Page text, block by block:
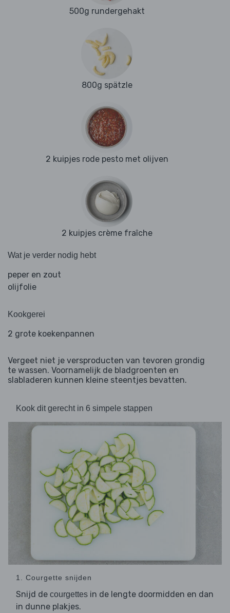
500g rundergehakt
800g spätzle
2 kuipjes rode pesto met olijven
2 kuipjes crème fraîche
Wat je verder nodig hebt
peper en zout
olijfolie
Kookgerei
2 grote koekenpannen
Vergeet niet je versproducten van tevoren grondig
te wassen. Voornamelijk de bladgroenten en
slabladeren kunnen kleine steentjes bevatten.
Kook dit gerecht in 6 simpele stappen
1. Courgette snijden
Snijd de courgettes in de lengte doormidden en dan
in dunne plakjes.